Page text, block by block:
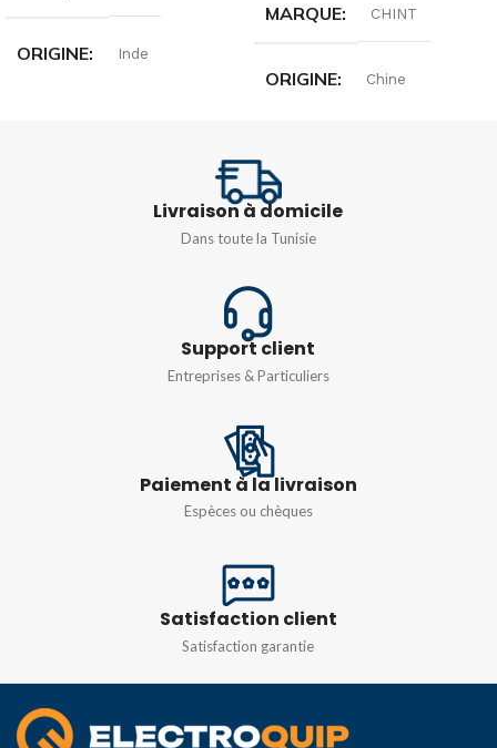
ORIGINE Inde
MARQUE CHINT
ORIGINE Chine
PUISSANCE
Monophasé 230v
380v
Livraison à domicile
Dans toute la Tunisie
Support client
Entreprises & Particuliers
Paiement à la livraison
Espèces ou chèques
Satisfaction client
Satisfaction garantie